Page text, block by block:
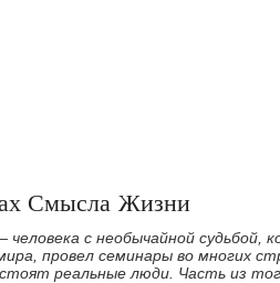
Смысла Жизни
человека с необычайной судьбой,
провел семинары во многих
реальные люди. Часть из